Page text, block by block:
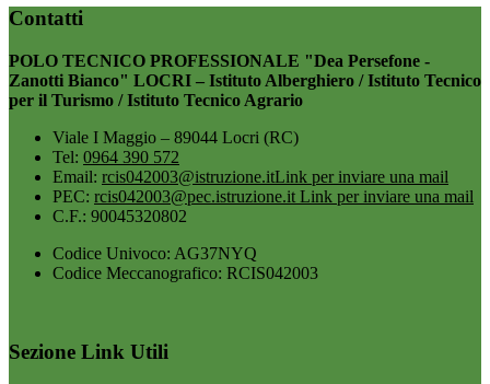
Contatti
POLO TECNICO PROFESSIONALE "Dea Persefone -
Zanotti Bianco" LOCRI – Istituto Alberghiero / Istituto Tecnico
per il Turismo / Istituto Tecnico Agrario
Viale I Maggio – 89044 Locri (RC)
Tel: 0964 390 572
Email: rcis042003@istruzione.itLink per inviare una mail
PEC: rcis042003@pec.istruzione.it Link per inviare una mail
C.F.: 90045320802
Codice Univoco: AG37NYQ
Codice Meccanografico: RCIS042003
Sezione Link Utili